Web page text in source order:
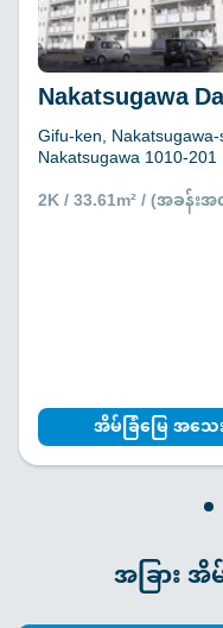
Nakatsugawa
Gifu-ken,
Nakatsugawa 1010-201
2K / 33.61m² / (အခန်
အိမ်ခြံမြေ အသ
အခြား အိ